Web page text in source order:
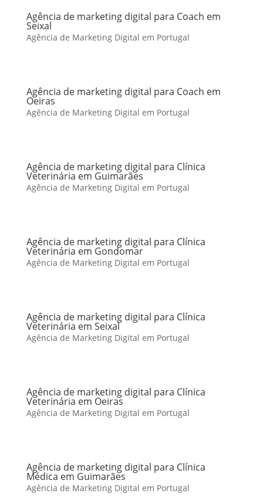
Agência de marketing digital para Coach em
Seixal
Agência de Marketing Digital em Portugal
Agência de marketing digital para Coach em
Oeiras
Agência de Marketing Digital em Portugal
Agência de marketing digital para Clínica
Veterinária em Guimarães
Agência de Marketing Digital em Portugal
Agência de marketing digital para Clínica
Veterinária em Gondomar
Agência de Marketing Digital em Portugal
Agência de marketing digital para Clínica
Veterinária em Seixal
Agência de Marketing Digital em Portugal
Agência de marketing digital para Clínica
Veterinária em Oeiras
Agência de Marketing Digital em Portugal
Agência de marketing digital para Clínica
Médica em Guimarães
Agência de Marketing Digital em Portugal